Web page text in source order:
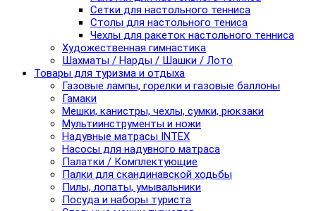
Сетки для настольного тенниса
Столы для настольного тениса
Чехлы для ракеток настольного тенниса
Художественная гимнастика
Шахматы / Нарды / Шашки / Лото
Товары для туризма и отдыха
Газовые лампы, горелки и газовые баллоны
Гамаки
Мешки, канистры, чехлы, сумки, рюкзаки
Мультиинструменты и ножи
Надувные матрасы INTEX
Насосы для надувного матраса
Палатки / Комплектующие
Палки для скандинавской ходьбы
Пилы, лопаты, умывальники
Посуда и наборы туриста